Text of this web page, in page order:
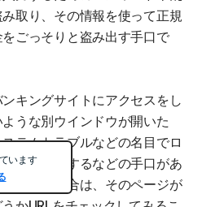
取り、その情報を使って正規
ごっそりと盗み出す手口で
キングサイトにアクセスをし
うな別ウインドウが開いた
テムトラブルなどの名目でロ
ジに誘導するなどの手口があ
された場合は、そのページが
います